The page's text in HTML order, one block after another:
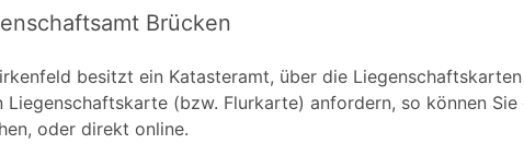
Brücken
besitzt ein Katasteramt, über die
(bzw. Flurkarte) anfordern, so können
oder direkt online.